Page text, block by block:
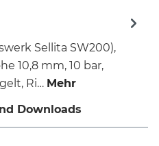
Sellita SW200),
10,8 mm, 10 bar,
Ri… Mehr
Downloads